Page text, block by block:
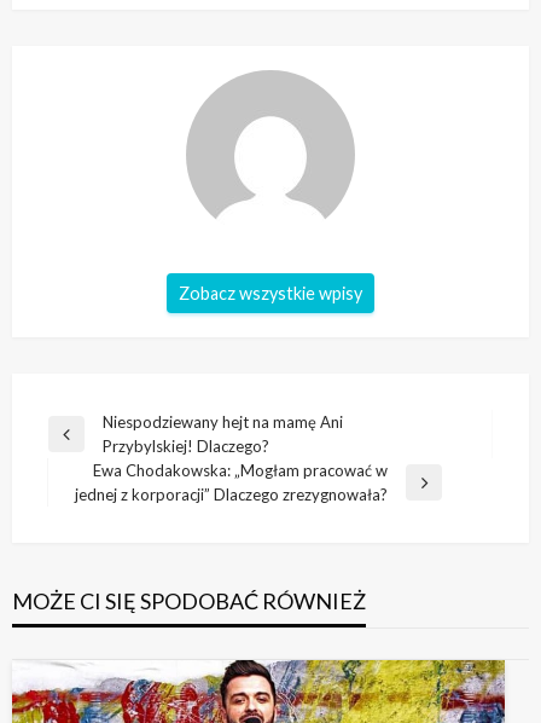
Zobacz wszystkie wpisy
Nawigacja
wpisu
Poprzedni
Niespodziewany hejt na mamę Ani
Przybylskiej! Dlaczego?
Następny
Ewa Chodakowska: „Mogłam pracować w
jednej z korporacji” Dlaczego zrezygnowała?
MOŻE CI SIĘ SPODOBAĆ RÓWNIEŻ